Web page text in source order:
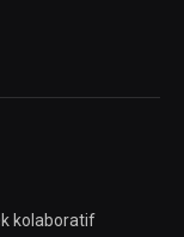
kolaboratif